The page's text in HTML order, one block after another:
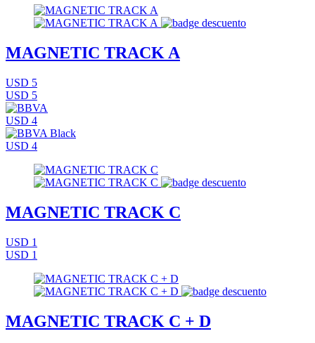
MAGNETIC TRACK A
USD 5
USD 5
USD 4
USD 4
MAGNETIC TRACK C
USD 1
USD 1
MAGNETIC TRACK C + D